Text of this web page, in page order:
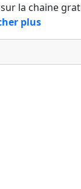
la chaine
plus